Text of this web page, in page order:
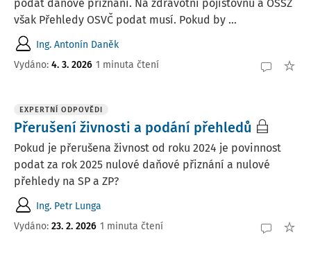
podat daňové přiznání. Na zdravotní pojišťovnu a OSSZ
však Přehledy OSVČ podat musí. Pokud by ...
Ing. Antonín Daněk
Vydáno: 4. 3. 2026 1 minuta čtení
EXPERTNÍ ODPOVĚDI
Přerušení živnosti a podání přehledů
Pokud je přerušena živnost od roku 2024 je povinnost
podat za rok 2025 nulové daňové přiznání a nulové
přehledy na SP a ZP?
Ing. Petr Lunga
Vydáno: 23. 2. 2026 1 minuta čtení